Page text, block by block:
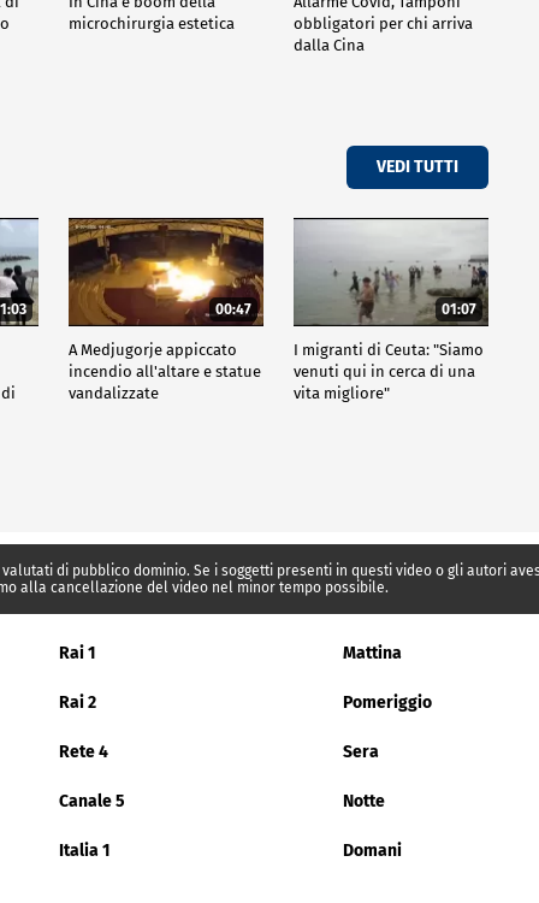
microchirurgia estetica
obbligatori per chi arriva
dalla Cina
VEDI TUTTI
00:47
A Medjugorje appiccato
incendio all'altare e statue
vandalizzate
01:07
I migranti di Ceuta: "Siamo
venuti qui in cerca di una
vita migliore"
di pubblico dominio. Se i soggetti presenti in questi video o gli autori
alla cancellazione del video nel minor tempo possibile.
Rai 1 Mattina
Rai 2 Pomeriggio
Rete 4 Sera
Canale 5 Notte
Italia 1 Domani